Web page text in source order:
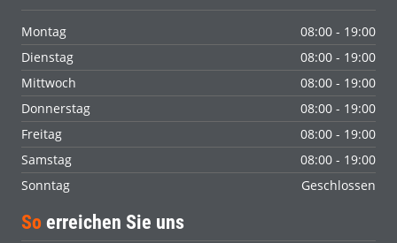
Montag
08:00 - 19:00
Dienstag
08:00 - 19:00
Mittwoch
08:00 - 19:00
Donnerstag
08:00 - 19:00
Freitag
08:00 - 19:00
Samstag
08:00 - 19:00
Sonntag
Geschlossen
So erreichen Sie uns